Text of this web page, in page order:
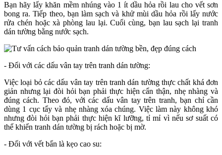
Bạn hãy lấy khăn mềm nhúng vào 1 ít dầu hỏa rồi lau cho vết sơn
bong ra. Tiếp theo, bạn làm sạch và khử mùi dầu hỏa rồi lấy nước
rửa chén hoặc xà phòng lau lại. Cuối cùng, bạn lau sạch lại tranh
dán tường bằng nước sạch.
- Đối với các dấu vân tay trên tranh dán tường:
Việc loại bỏ các dấu vân tay trên tranh dán tường thực chất khá đơn
giản nhưng lại đòi hỏi bạn phải thực hiện cẩn thận, nhẹ nhàng và
đúng cách. Theo đó, với các dấu vân tay trên tranh, bạn chỉ cần
dùng 1 cục tẩy và nhẹ nhàng xóa chúng. Việc làm này không khó
nhưng đòi hỏi bạn phải thực hiện kĩ lưỡng, tỉ mỉ vì nếu sơ suất có
thể khiến tranh dán tường bị rách hoặc bị mờ.
- Đối với vết bẩn là kẹo cao su: